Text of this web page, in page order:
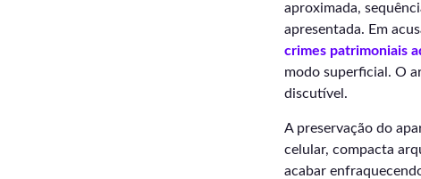
aproximada,
apresentada. Em
crimes patrimoniais
modo superficial. O
discutível.
A preservação do
celular, compacta
acabar